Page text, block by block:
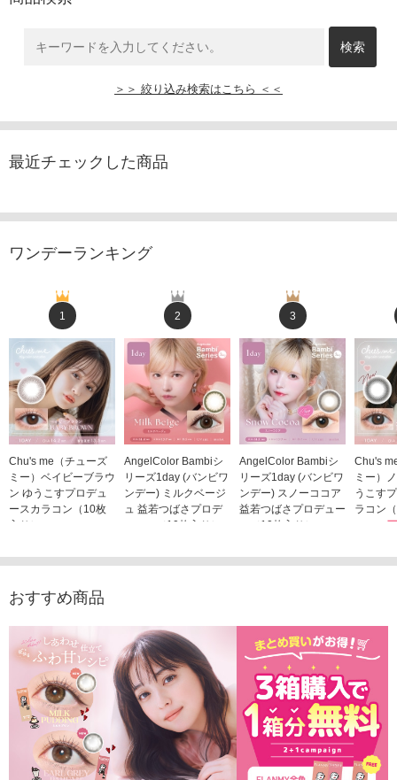
＞＞ 絞り込み検索はこちら ＜＜
最近チェックした商品
ワンデーランキング
1
Chu's me（チューズ
ミー）ベイビーブラウ
ン ゆうこすプロデュ
ースカラコン（10枚
入り）
2
AngelColor Bambiシ
リーズ1day (バンビワ
ンデー) ミルクベージ
ュ 益若つばさプロデ
ュース（10枚入り）
3
AngelColor Bambiシ
リーズ1day (バンビワ
ンデー) スノーココア
益若つばさプロデュー
ス（10枚入り）
Chu's
ミー）
うこす
ラコン
1,705
おすすめ商品